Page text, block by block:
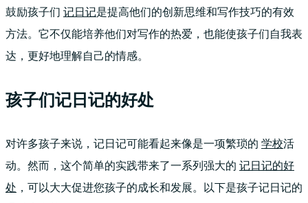
鼓励孩子们 记日记是提高他们的创新思维和写作技巧的有效
方法。它不仅能培养他们对写作的热爱，也能使孩子们自我表
达，更好地理解自己的情感。
孩子们记日记的好处
对许多孩子来说，记日记可能看起来像是一项繁琐的 学校活
动。然而，这个简单的实践带来了一系列强大的 记日记的好
处 ，可以大大促进您孩子的成长和发展。以下是孩子记日记的